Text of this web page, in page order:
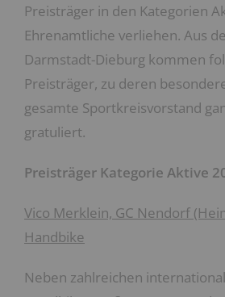
Preisträger in den Kategorien
Ehrenamtliche verliehen. Aus
Darmstadt-Dieburg kommen
Preisträger, zu deren
gesamte Sportkreisvorstand
gratuliert.
Preisträger Kategorie Aktive
Vico Merklein, GC Nendorf
Handbike
Neben zahlreichen